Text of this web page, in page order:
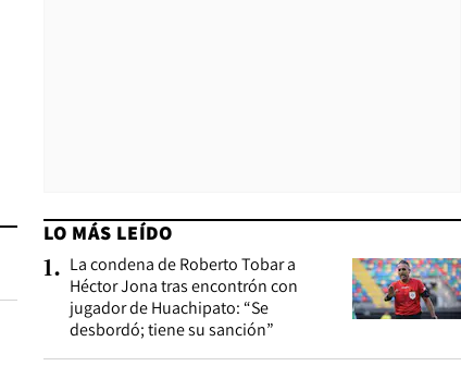
LO MÁS LEÍDO
1. La condena de Roberto Tobar a
Héctor Jona tras encontrón con
jugador de Huachipato: “Se
desbordó; tiene su sanción”